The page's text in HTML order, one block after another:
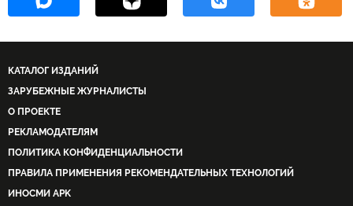
КАТАЛОГ ИЗДАНИЙ
ЗАРУБЕЖНЫЕ ЖУРНАЛИСТЫ
О ПРОЕКТЕ
РЕКЛАМОДАТЕЛЯМ
ПОЛИТИКА КОНФИДЕНЦИАЛЬНОСТИ
ПРАВИЛА ПРИМЕНЕНИЯ РЕКОМЕНДАТЕЛЬНЫХ ТЕХНОЛОГИЙ
ИНОСМИ APK